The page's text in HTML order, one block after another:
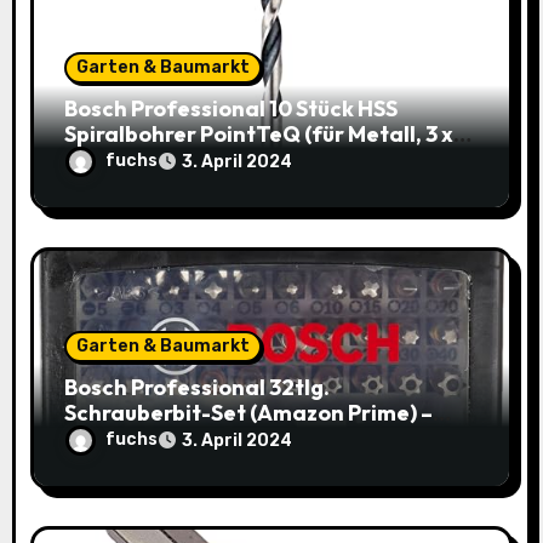
n
Garten & Baumarkt
Bosch Professional 10 Stück HSS
Spiralbohrer PointTeQ (für Metall, 3 x
33 x 61 mm) – Top Deal: 3,49€ statt
8,48€
fuchs 3. April 2024
Garten & Baumarkt
Bosch Professional 32tlg.
Schrauberbit-Set (Amazon Prime) –
Jetzt nur 9,95€ statt 14,29€
fuchs 3. April 2024